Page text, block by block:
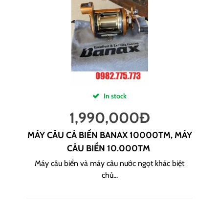
In stock
1,990,000Đ
MÁY CÂU CÁ BIỂN BANAX 10000TM, MÁY
CÂU BIỂN 10.000TM
Máy câu biển và máy câu nước ngọt khác biệt
chủ...